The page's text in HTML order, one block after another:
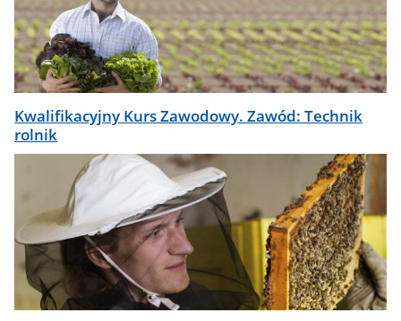
Kwalifikacyjny Kurs Zawodowy. Zawód: Technik
rolnik